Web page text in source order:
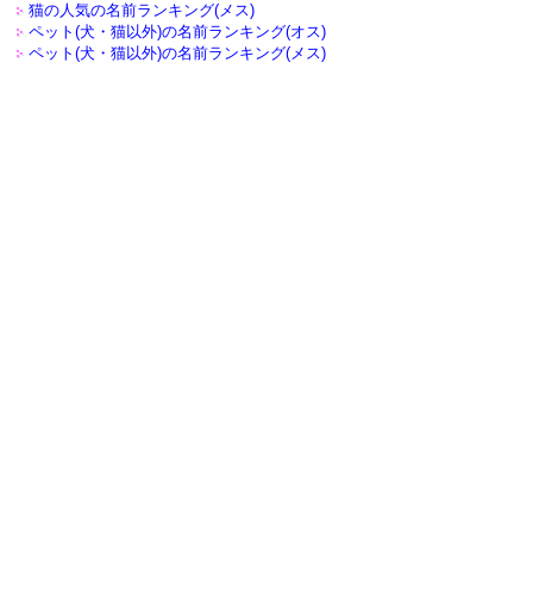
猫の人気の名前ランキング(メス)
ペット(犬・猫以外)の名前ランキング(オス)
ペット(犬・猫以外)の名前ランキング(メス)